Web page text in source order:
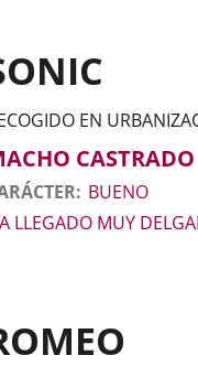
EN
CASTRADO
BUENO
LLEGADO MUY